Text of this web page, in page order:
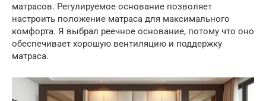
матрасов. Регулируемое основание позволяет
настроить положение матраса для максимального
комфорта. Я выбрал реечное основание, потому что оно
обеспечивает хорошую вентиляцию и поддержку
матраса.